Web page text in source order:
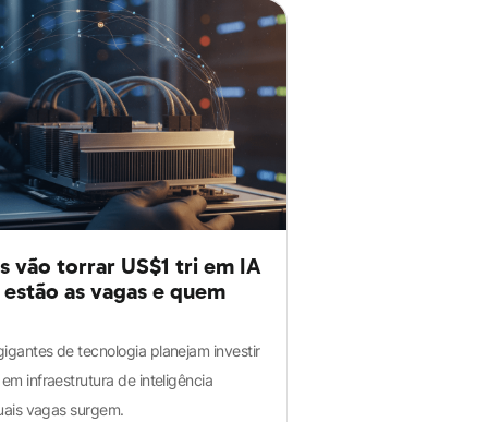
vão torrar US$1 tri em IA
as vagas e quem
de tecnologia planejam investir
infraestrutura de inteligência
vagas surgem.